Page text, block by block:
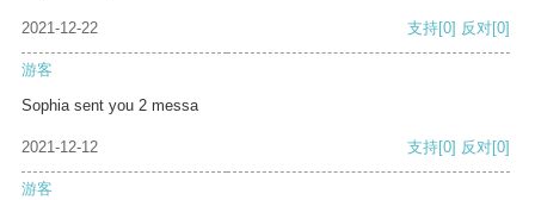
2021-12-22 支持[0] 反对[0]
游客
Sophia sent you 2 messa
2021-12-12 支持[0] 反对[0]
游客